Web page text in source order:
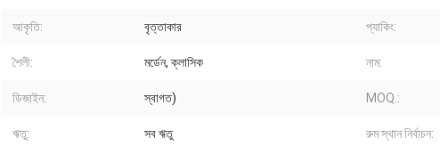
আকৃতি: বৃত্তাকার প্যাকিং:
শৈলী: মর্ডেন, ক্লাসিক নাম:
ডিজাইন: স্বাগত) MOQ.:
ঋতু: সব ঋতু রুম স্থান নির্বাচন: